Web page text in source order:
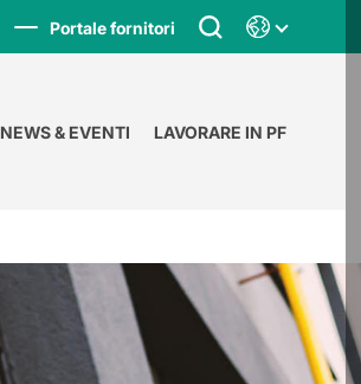
Portale fornitori
NEWS & EVENTI LAVORARE IN PF